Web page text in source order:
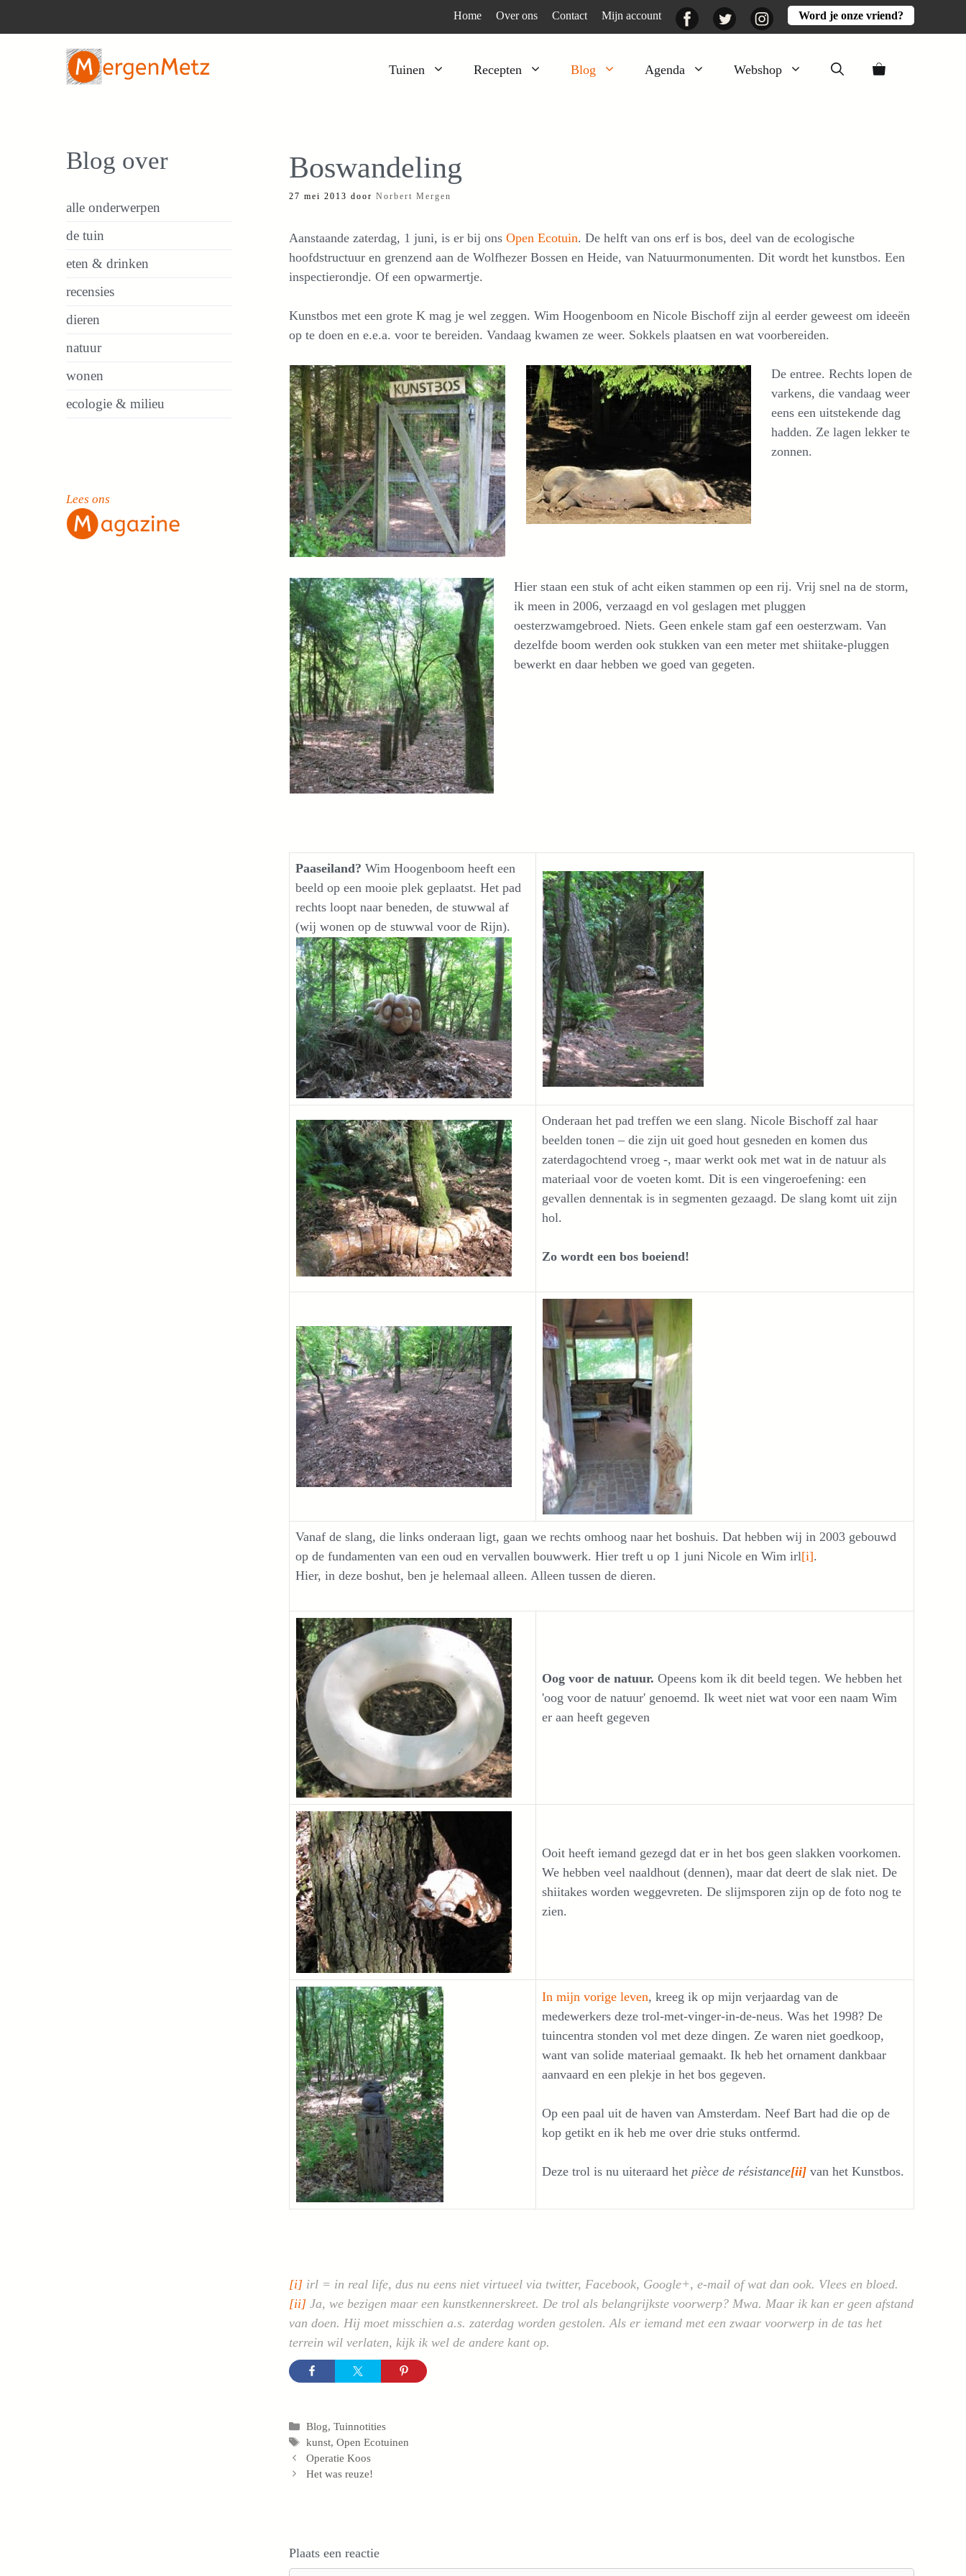
Home Over ons Contact Mijn account FacebookTwitter InstagramWord je onze vriend?
Tuinen Recepten Blog Agenda Webshop
Kruiden
Moestuin
Voedselbos Wortelgroenten Lekker
Boswandeling
27 mei 2013 door Norbert Mergen
Aanstaande zaterdag, 1 juni, is er bij ons Open Ecotuin. De helft van ons erf is bos, deel van de ecologische
hoofdstructuur en grenzend aan de Wolfhezer Bossen en Heide, van Natuurmonumenten. Dit wordt het kunstbos. Een
inspectierondje. Of een opwarmertje.
Kunstbos met een grote K mag je wel zeggen. Wim Hoogenboom en Nicole Bischoff zijn al eerder geweest om ideeën
op te doen en e.e.a. voor te bereiden. Vandaag kwamen ze weer. Sokkels plaatsen en wat voorbereiden.
De entree. Rechts lopen de
varkens, die vandaag weer
eens een uitstekende dag
hadden. Ze lagen lekker te
zonnen.
Hier staan een stuk of acht eiken stammen op een rij. Vrij snel na de storm,
ik meen in 2006, verzaagd en vol geslagen met pluggen
oesterzwamgebroed. Niets. Geen enkele stam gaf een oesterzwam. Van
dezelfde boom werden ook stukken van een meter met shiitake-pluggen
bewerkt en daar hebben we goed van gegeten.
Paaseiland? Wim Hoogenboom heeft een
beeld op een mooie plek geplaatst. Het pad
rechts loopt naar beneden, de stuwwal af
(wij wonen op de stuwwal voor de Rijn).
Onderaan het pad treffen we een slang. Nicole Bischoff zal haar
beelden tonen – die zijn uit goed hout gesneden en komen dus
zaterdagochtend vroeg -, maar werkt ook met wat in de natuur als
materiaal voor de voeten komt. Dit is een vingeroefening: een
gevallen dennentak is in segmenten gezaagd. De slang komt uit zijn
hol.
Zo wordt een bos boeiend!
Vanaf de slang, die links onderaan ligt, gaan we rechts omhoog naar het boshuis. Dat hebben wij in 2003 gebouwd
op de fundamenten van een oud en vervallen bouwwerk. Hier treft u op 1 juni Nicole en Wim irl[i].
Hier, in deze boshut, ben je helemaal alleen. Alleen tussen de dieren.
Oog voor de natuur. Opeens kom ik dit beeld tegen. We hebben het
'oog voor de natuur' genoemd. Ik weet niet wat voor een naam Wim
er aan heeft gegeven
Ooit heeft iemand gezegd dat er in het bos geen slakken voorkomen.
We hebben veel naaldhout (dennen), maar dat deert de slak niet. De
shiitakes worden weggevreten. De slijmsporen zijn op de foto nog te
zien.
In mijn vorige leven, kreeg ik op mijn verjaardag van de
medewerkers deze trol-met-vinger-in-de-neus. Was het 1998? De
tuincentra stonden vol met deze dingen. Ze waren niet goedkoop,
want van solide materiaal gemaakt. Ik heb het ornament dankbaar
aanvaard en een plekje in het bos gegeven.
Op een paal uit de haven van Amsterdam. Neef Bart had die op de
kop getikt en ik heb me over drie stuks ontfermd.
Deze trol is nu uiteraard het pièce de résistance[ii] van het Kunstbos.
[i] irl = in real life, dus nu eens niet virtueel via twitter, Facebook, Google+, e-mail of wat dan ook. Vlees en bloed.
[ii] Ja, we bezigen maar een kunstkennerskreet. De trol als belangrijkste voorwerp? Mwa. Maar ik kan er geen afstand
van doen. Hij moet misschien a.s. zaterdag worden gestolen. Als er iemand met een zwaar voorwerp in de tas het
terrein wil verlaten, kijk ik wel de andere kant op.
Categorieën
Blog,Tuinnotities
Tags
kunst,Open Ecotuinen
Operatie Koos
Het was reuze!
Plaats een reactie
Blog over
alle onderwerpen
de tuin
eten & drinken
recensies
dieren
natuur
wonen
ecologie & milieu
Lees ons